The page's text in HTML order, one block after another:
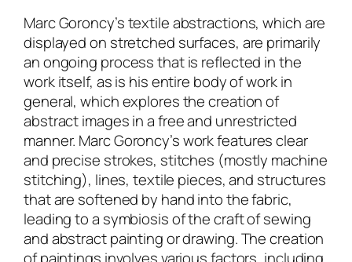
Marc Goroncy’s textile abstractions, which are
displayed on stretched surfaces, are primarily
an ongoing process that is reflected in the
work itself, as is his entire body of work in
general, which explores the creation of
abstract images in a free and unrestricted
manner. Marc Goroncy’s work features clear
and precise strokes, stitches (mostly machine
stitching), lines, textile pieces, and structures
that are softened by hand into the fabric,
leading to a symbiosis of the craft of sewing
and abstract painting or drawing. The creation
of paintings involves various factors, including